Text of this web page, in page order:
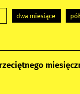
dwa miesiące